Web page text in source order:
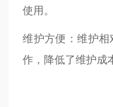
使用‌。
维护方便‌：维护相
作，降低了维护成